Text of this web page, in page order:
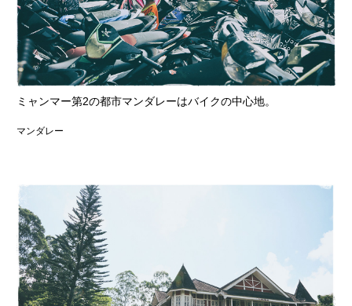
ミャンマー第2の都市マンダレーはバイクの中心地。
マンダレー